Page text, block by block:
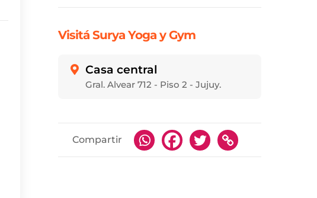
Visitá Surya Yoga y Gym
 Casa central
Gral. Alvear 712 - Piso 2 - Jujuy.
Compartir